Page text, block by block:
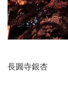
長圓寺銀杏